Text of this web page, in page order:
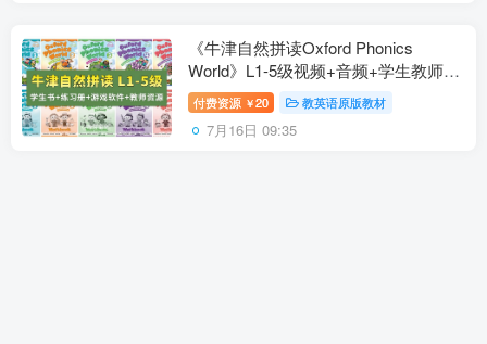
《牛津自然拼读Oxford Phonics
World》L1-5级视频+音频+学生教师用
书+练习册+游戏软件+白板课件，百度
云网盘下载！
付费资源 ￥20 教英语原版教材
7月16日 09:35